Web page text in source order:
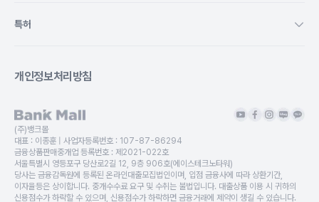
특허
개인정보처리방침
(주)뱅크몰
대표 : 이종훈 | 사업자등록번호 : 107-87-86294
금융상품판매중개업 등록번호 : 제2021-022호
서울특별시 영등포구 당산로2길 12, 9층 906호(에이스테크노타워)
당사는 금융감독원에 등록된 온라인대출모집법인이며, 입점 금융사에 따라 상환기간,
이자율등은 상이합니다. 중개수수료 요구 및 수취는 불법입니다. 대출상품 이용 시 귀하의
신용점수가 하락할 수 있으며, 신용점수가 하락하면 금융거래에 제약이 생길 수 있습니다.